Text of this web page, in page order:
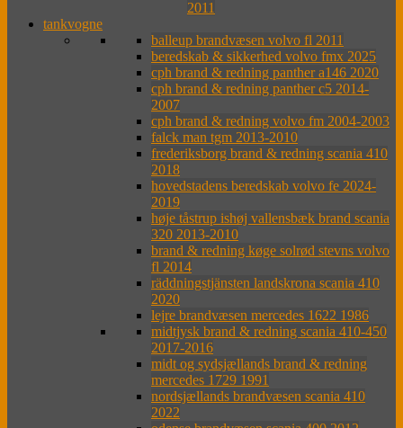
2011
tankvogne
balleup brandvæsen volvo fl 2011
beredskab & sikkerhed volvo fmx 2025
cph brand & redning panther a146 2020
cph brand & redning panther c5 2014-
2007
cph brand & redning volvo fm 2004-2003
falck man tgm 2013-2010
frederiksborg brand & redning scania 410
2018
hovedstadens beredskab volvo fe 2024-
2019
høje tåstrup ishøj vallensbæk brand scania
320 2013-2010
brand & redning køge solrød stevns volvo
fl 2014
räddningstjänsten landskrona scania 410
2020
lejre brandvæsen mercedes 1622 1986
midtjysk brand & redning scania 410-450
2017-2016
midt og sydsjællands brand & redning
mercedes 1729 1991
nordsjællands brandvæsen scania 410
2022